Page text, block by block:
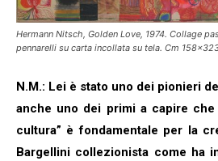
Hermann Nitsch, Golden Love, 1974. Collage
pennarelli su carta incollata su tela. Cm
N.M.: Lei è stato uno dei pionieri
anche uno dei primi a capire che
cultura” è fondamentale per la
Bargellini collezionista come ha